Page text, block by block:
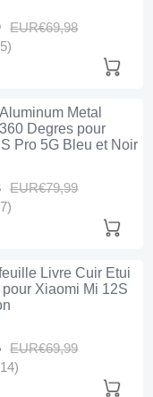
EUR€69,98
Metal
Degres pour
Pro 5G Bleu et Noir
EUR€79,99
Livre Cuir Etui
Xiaomi Mi 12S
EUR€69,99